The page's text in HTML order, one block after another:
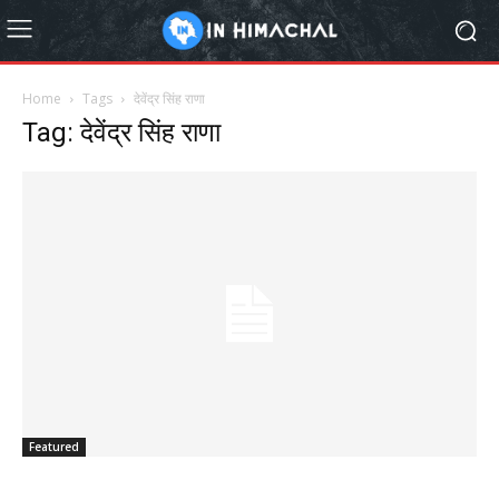
Home Tags देवेंद्र सिंह राणा
Tag: देवेंद्र सिंह राणा
Featured